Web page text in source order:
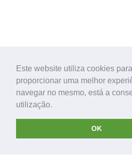
Este website utiliza cookies
proporcionar uma melhor
navegar no mesmo, está a
utilização.
OK